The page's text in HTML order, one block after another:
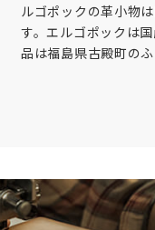
ルゴポックの革小物
す。エルゴポックは
品は福島県古殿町の